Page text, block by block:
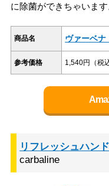
に除菌ができちゃいます
商品名 ヴァーベナ
参考価格 1,540円（税
リフレッシュハン
carbaline